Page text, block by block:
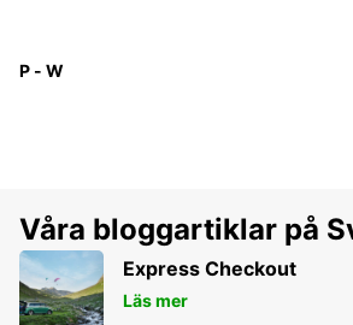
P - W
Våra bloggartiklar på
Express Checkout
Läs mer